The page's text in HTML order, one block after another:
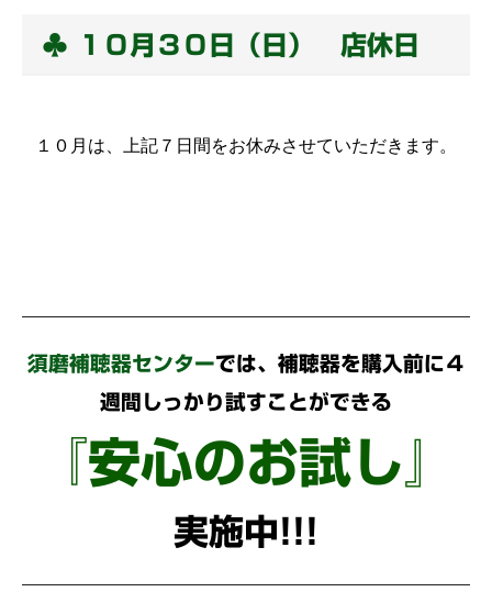
♣ １０月３０日（日） 店休日
１０月は、上記７日間をお休みさせていただきます。
須磨補聴器センターでは、補聴器を購入前に４
週間しっかり試すことができる
『安心のお試し』
実施中!!!